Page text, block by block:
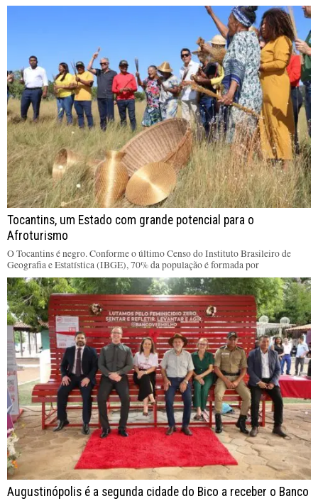
Tocantins, um Estado com grande potencial para o
Afroturismo
O Tocantins é negro. Conforme o último Censo do Instituto Brasileiro de
Geografia e Estatística (IBGE), 70% da população é formada por
Augustinópolis é a segunda cidade do Bico a receber o Banco